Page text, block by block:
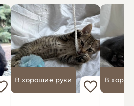
В хорошие руки В